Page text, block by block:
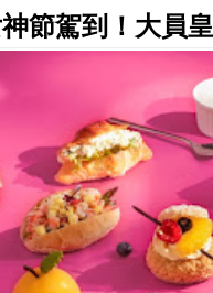
節駕到！大員